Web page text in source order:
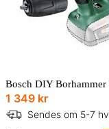
1 349 kr
Sendes om 5-7